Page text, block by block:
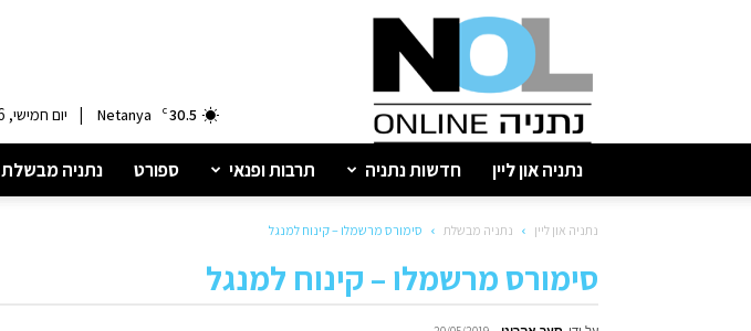
נתניה
30.5
C
Netanya
| יום חמישי, 6 אוגוסט, 2026
נתניה און ליין חדשות נתניה תרבות ופנאי ספורט נתניה מבשלת
נתניה און ליין נתניה מבשלת סימורס מרשמלו – קינוח למנגל
סימורס מרשמלו – קינוח למנגל